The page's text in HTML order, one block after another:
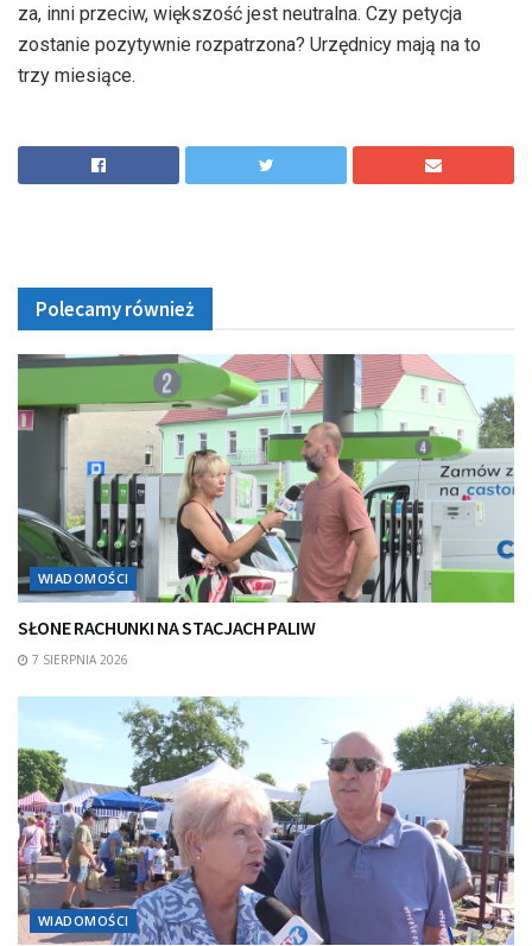
za, inni przeciw, większość jest neutralna. Czy petycja
zostanie pozytywnie rozpatrzona? Urzędnicy mają na to
trzy miesiące.
Polecamy również
WIADOMOŚCI
SŁONE RACHUNKI NA STACJACH PALIW
7 SIERPNIA 2026
WIADOMOŚCI